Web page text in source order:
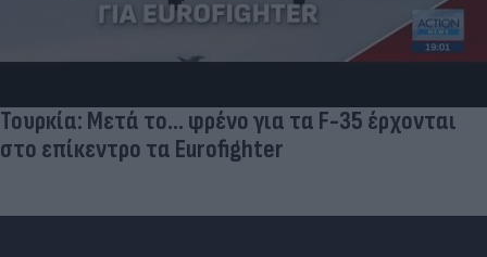
Τουρκία: Μετά το... φρένο για τα F-35 έρχονται
στο επίκεντρο τα Eurofighter